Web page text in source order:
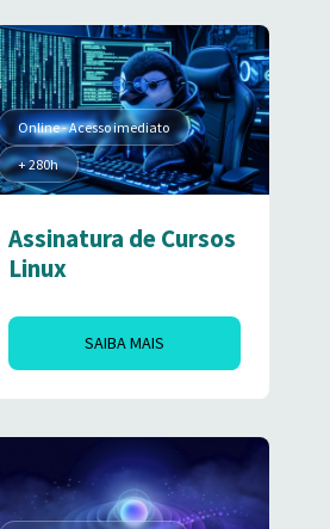
Online - Acesso imediato
+ 280h
Assinatura de Cursos
Linux
SAIBA MAIS